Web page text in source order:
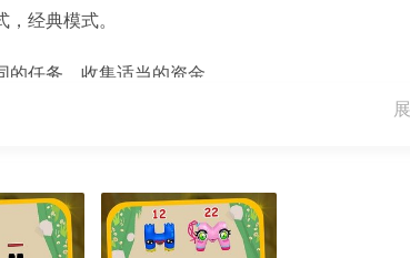
经典模式。
任务，收集适当的资金。
玩家将失败。之后点击“再次播放”再试一次。
手游，并自由挑战所有级别。